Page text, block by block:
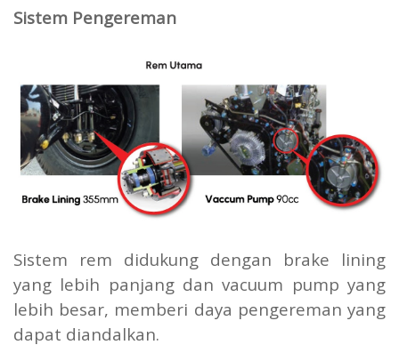
Sistem Pengereman
Sistem rem didukung dengan brake lining
yang lebih panjang dan vacuum pump yang
lebih besar, memberi daya pengereman yang
dapat diandalkan.